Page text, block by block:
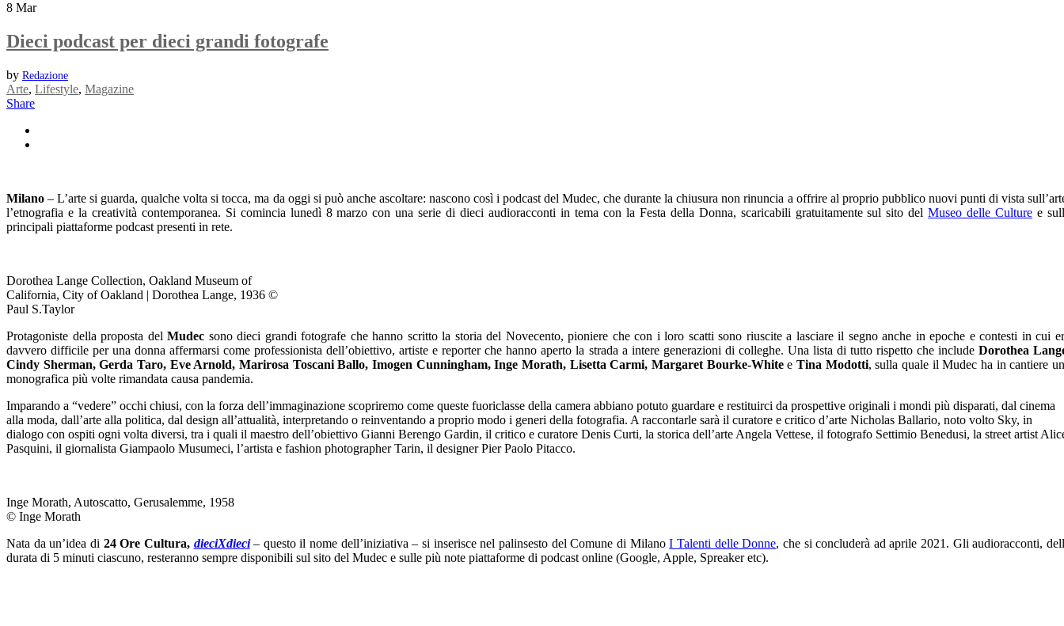
8 Mar
Dieci podcast per dieci grandi fotografe
by Redazione
Arte, Lifestyle, Magazine
Share
Milano – L’arte si guarda, qualche volta si tocca, ma da oggi si può anche ascoltare: nascono così i podcast del Mudec, che durante la chiusura non rinuncia a offrire al proprio pubblico nuovi punti di vista
l’etnografia e la creatività contemporanea. Si comincia lunedì 8 marzo con una serie di dieci audioracconti in tema con la Festa della Donna, scaricabili gratuitamente sul sito delMuseo delle Culture e
principali piattaforme podcast presenti in rete.
Dorothea Lange Collection, Oakland Museum of
California, City of Oakland | Dorothea Lange, 1936 ©
Paul S.Taylor
Protagoniste della proposta delMudec sono dieci grandi fotografe che hanno scritto la storia del Novecento, pioniere che con i loro scatti sono riuscite a lasciare il segno anche in epoche e contesti in cui
davvero difficile per una donna affermarsi come professionista dell’obiettivo, artiste e reporter che hanno aperto la strada a intere generazioni di colleghe. Una lista di tutto rispetto che include Dorothea
Cindy Sherman, Gerda Taro, Eve Arnold, Marirosa Toscani Ballo, Imogen Cunningham, Inge Morath, Lisetta Carmi, Margaret Bourke-Whitee Tina Modotti, sulla quale il Mudec ha in cantiere
monografica più volte rimandata causa pandemia.
Imparando a “vedere” occhi chiusi, con la forza dell’immaginazione scopriremo come queste fuoriclasse della camera abbiano potuto guardare e restituirci da prospettive originali i mondi più disparati, dal cinema
alla moda, dall’arte alla politica, dal design all’attualità, interpretando o reinventando a proprio modo i generi della fotografia. A raccontarle sarà il curatore e critico d’arte Nicholas Ballario, noto volto Sky, in
dialogo con ospiti ogni volta diversi, tra i quali il maestro dell’obiettivo Gianni Berengo Gardin, il critico e curatore Denis Curti, la storica dell’arte Angela Vettese, il fotografo Settimio Benedusi, la street artist
Pasquini, il giornalista Giampaolo Musumeci, l’artista e fashion photographer Tarin, il designer Pier Paolo Pitacco.
Inge Morath, Autoscatto, Gerusalemme, 1958
© Inge Morath
Nata da un’idea di 24 Ore Cultura, dieciXdieci – questo il nome dell’iniziativa – si inserisce nel palinsesto del Comune di MilanoI Talenti delle Donne, che si concluderà ad aprile 2021. Gli audioracconti,
durata di 5 minuti ciascuno, resteranno sempre disponibili sul sito del Mudec e sulle più note piattaforme di podcast online (Google, Apple, Spreaker etc).